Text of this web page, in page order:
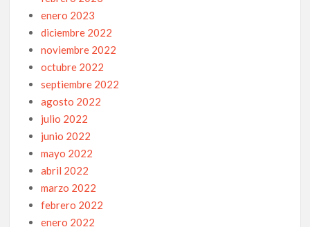
enero 2023
diciembre 2022
noviembre 2022
octubre 2022
septiembre 2022
agosto 2022
julio 2022
junio 2022
mayo 2022
abril 2022
marzo 2022
febrero 2022
enero 2022